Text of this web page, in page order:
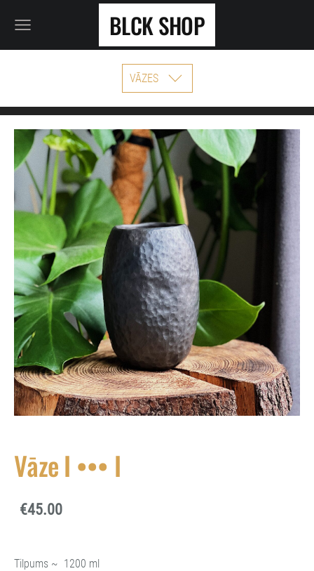
BLCK SHOP
VĀZES
Vāze I ••• I
€45.00
Tilpums ~ 1200 ml